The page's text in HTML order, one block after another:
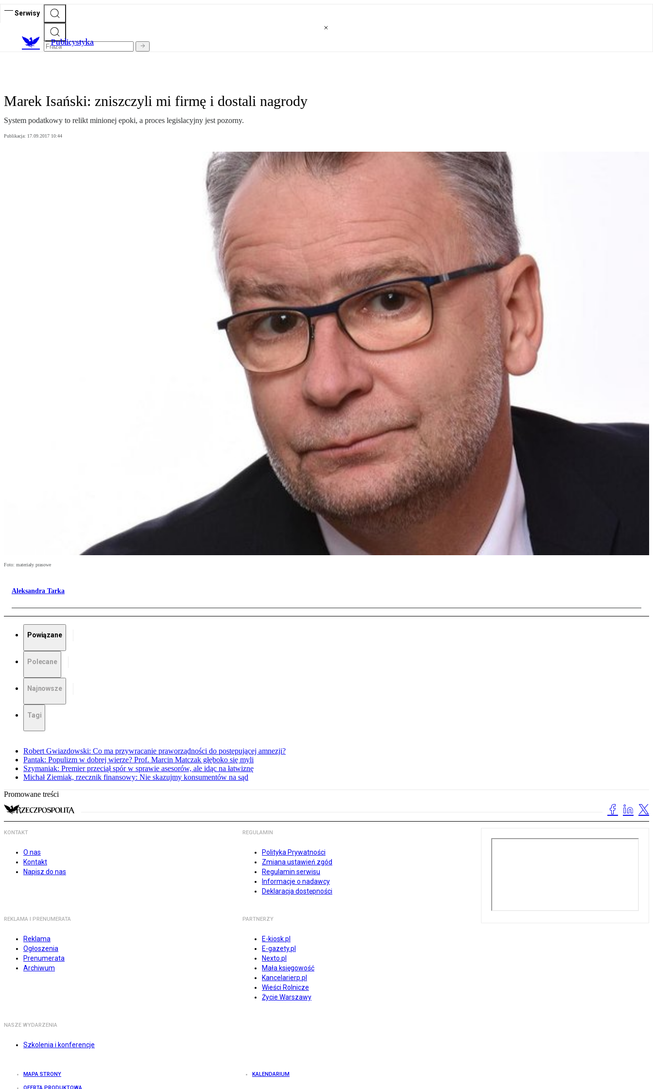
Serwisy
Publicystyka
Marek Isański: zniszczyli mi firmę i dostali nagrody
System podatkowy to relikt minionej epoki, a proces legislacyjny jest pozorny.
Publikacja: 17.09.2017 10:44
Foto: materiały prasowe
Aleksandra Tarka
Powiązane
Polecane
Najnowsze
Tagi
Robert Gwiazdowski: Co ma przywracanie praworządności do postępującej amnezji?
Pantak: Populizm w dobrej wierze? Prof. Marcin Matczak głęboko się myli
Szymaniak: Premier przeciął spór w sprawie asesorów, ale idąc na łatwiznę
Michał Ziemiak, rzecznik finansowy: Nie skazujmy konsumentów na sąd
Promowane treści
KONTAKT
O nas
Kontakt
Napisz do nas
REGULAMIN
Polityka Prywatności
Zmiana ustawień zgód
Regulamin serwisu
Informacje o nadawcy
Deklaracja dostępności
REKLAMA I PRENUMERATA
Reklama
Ogłoszenia
Prenumerata
Archiwum
PARTNERZY
E-kiosk.pl
E-gazety.pl
Nexto.pl
Mała księgowość
Kancelarierp.pl
Wieści Rolnicze
Życie Warszawy
NASZE WYDARZENIA
Szkolenia i konferencje
MAPA STRONY KALENDARIUM